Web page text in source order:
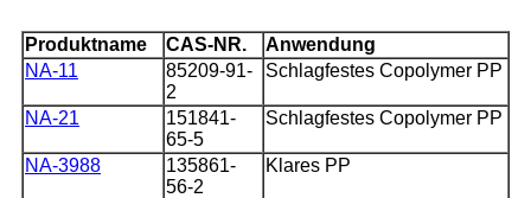
Produktname CAS-NR.
Anwendung
NA-11
85209-91-
2
Schlagfestes Copolymer PP
NA-21
151841-
65-5
Schlagfestes Copolymer PP
NA-3988
135861-
56-2
Klares PP